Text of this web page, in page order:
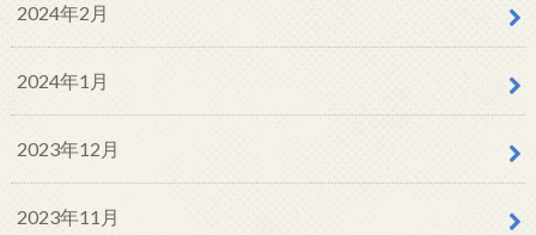
2024年2月
2024年1月
2023年12月
2023年11月